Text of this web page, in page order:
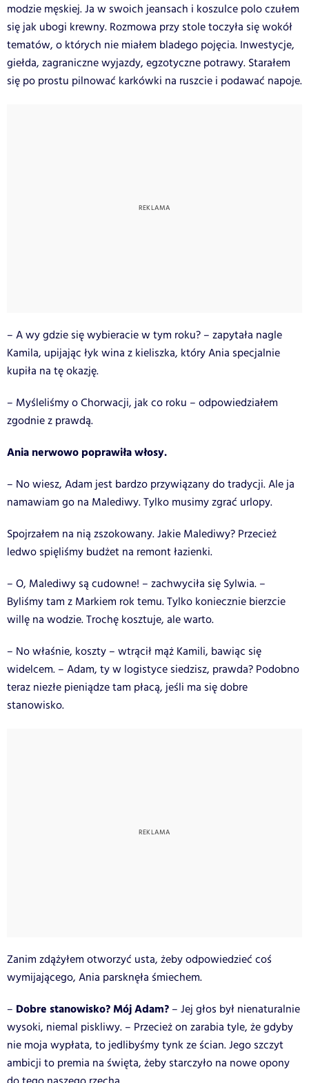
modzie męskiej. Ja w swoich jeansach i koszulce polo czułem
się jak ubogi krewny. Rozmowa przy stole toczyła się wokół
tematów, o których nie miałem bladego pojęcia. Inwestycje,
giełda, zagraniczne wyjazdy, egzotyczne potrawy. Starałem
się po prostu pilnować karkówki na ruszcie i podawać napoje.
– A wy gdzie się wybieracie w tym roku? – zapytała nagle
Kamila, upijając łyk wina z kieliszka, który Ania specjalnie
kupiła na tę okazję.
– Myśleliśmy o Chorwacji, jak co roku – odpowiedziałem
zgodnie z prawdą.
Ania nerwowo poprawiła włosy.
– No wiesz, Adam jest bardzo przywiązany do tradycji. Ale ja
namawiam go na Malediwy. Tylko musimy zgrać urlopy.
Spojrzałem na nią zszokowany. Jakie Malediwy? Przecież
ledwo spięliśmy budżet na remont łazienki.
– O, Malediwy są cudowne! – zachwyciła się Sylwia. –
Byliśmy tam z Markiem rok temu. Tylko koniecznie bierzcie
willę na wodzie. Trochę kosztuje, ale warto.
– No właśnie, koszty – wtrącił mąż Kamili, bawiąc się
widelcem. – Adam, ty w logistyce siedzisz, prawda? Podobno
teraz niezłe pieniądze tam płacą, jeśli ma się dobre
stanowisko.
Zanim zdążyłem otworzyć usta, żeby odpowiedzieć coś
wymijającego, Ania parsknęła śmiechem.
– Dobre stanowisko? Mój Adam? – Jej głos był nienaturalnie
wysoki, niemal piskliwy. – Przecież on zarabia tyle, że gdyby
nie moja wypłata, to jedlibyśmy tynk ze ścian. Jego szczyt
ambicji to premia na święta, żeby starczyło na nowe opony